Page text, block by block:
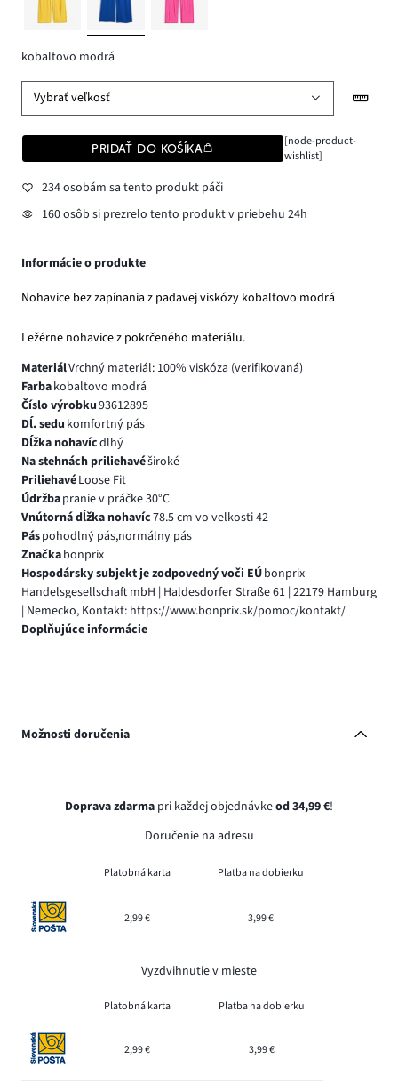
kobaltovo modrá
Vybrať veľkosť
PRIDAŤ DO KOŠÍKA
[node-product-
wishlist]
234 osobám sa tento produkt páči
160 osôb si prezrelo tento produkt v priebehu 24h
Informácie o produkte
Nohavice bez zapínania z padavej viskózy kobaltovo modrá
Ležérne nohavice z pokrčeného materiálu.
MateriálVrchný materiál: 100% viskóza (verifikovaná)
Farbakobaltovo modrá
Číslo výrobku93612895
Dĺ. sedu komfortný pás
Dĺžka nohavícdlhý
Na stehnách priliehavéširoké
PriliehavéLoose Fit
Údržbapranie v práčke 30°C
Vnútorná dĺžka nohavíc78.5 cm vo veľkosti 42
Páspohodlný pás,normálny pás
Značkabonprix
Hospodársky subjekt je zodpovedný voči EÚbonprix
Handelsgesellschaft mbH | Haldesdorfer Straße 61 | 22179 Hamburg
| Nemecko, Kontakt: https://www.bonprix.sk/pomoc/kontakt/
Doplňujúce informácie
Možnosti doručenia
Doprava zdarma pri každej objednávkeod 34,99 €!
Doručenie na adresu
Platobná karta Platba na dobierku
2,99 € 3,99 €
Vyzdvihnutie v mieste
Platobná karta Platba na dobierku
2,99 € 3,99 €